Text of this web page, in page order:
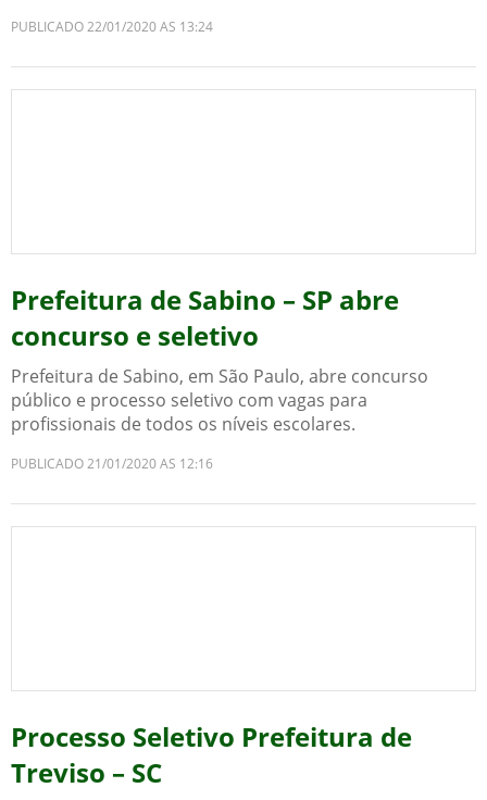
PUBLICADO 22/01/2020 AS 13:24
Prefeitura de Sabino – SP abre
concurso e seletivo
Prefeitura de Sabino, em São Paulo, abre concurso
público e processo seletivo com vagas para
profissionais de todos os níveis escolares.
PUBLICADO 21/01/2020 AS 12:16
Processo Seletivo Prefeitura de
Treviso – SC